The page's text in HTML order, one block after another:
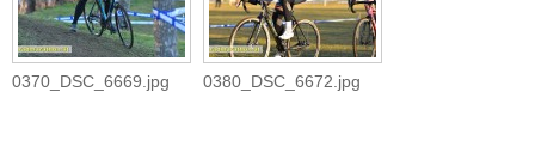
0370_DSC_6669.jpg 0380_DSC_6672.jpg